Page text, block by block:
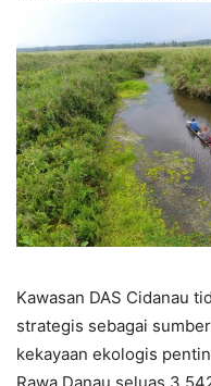
Kawasan DAS Cidanau
strategis sebagai
kekayaan ekologis